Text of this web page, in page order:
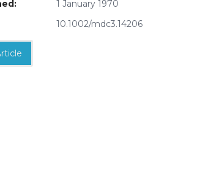
1 January 1970
10.1002/mdc3.14206